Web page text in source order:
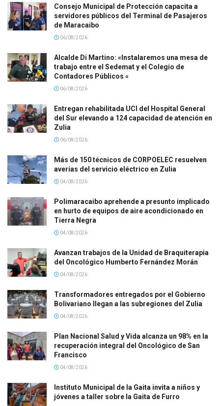
Consejo Municipal de Protección capacita a
servidores públicos del Terminal de Pasajeros
de Maracaibo
06/08/2026
Alcalde Di Martino: «Instalaremos una mesa de
trabajo entre el Sedemat y el Colegio de
Contadores Públicos «
06/08/2026
Entregan rehabilitada UCI del Hospital General
del Sur elevando a 124 capacidad de atención en
Zulia
06/08/2026
Más de 150 técnicos de CORPOELEC resuelven
averías del servicio eléctrico en Zulia
04/08/2026
Polimaracaibo aprehende a presunto implicado
en hurto de equipos de aire acondicionado en
Tierra Negra
04/08/2026
Avanzan trabajos de la Unidad de Braquiterapia
del Oncológico Humberto Fernández Morán
04/08/2026
Transformadores entregados por el Gobierno
Bolivariano llegan a las subregiones del Zulia
04/08/2026
Plan Nacional Salud y Vida alcanza un 98% en la
recuperación integral del Oncológico de San
Francisco
04/08/2026
Instituto Municipal de la Gaita invita a niños y
jóvenes a taller sobre la Gaita de Furro